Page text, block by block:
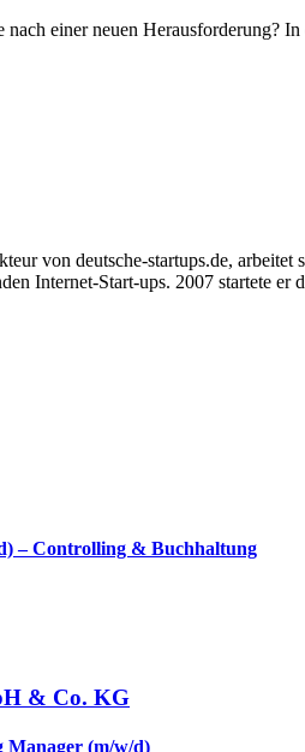
nach einer neuen Herausforderung? In
von deutsche-startups.de,
Internet-Start-ups. 2007 startete er
– Controlling & Buchhaltung
& Co. KG
(m/w/d)